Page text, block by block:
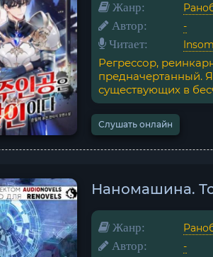
Жанр:
Автор: -
Читает:
Регрессор,
предначертанный.
существующих в
Слушать онлайн
Наномашина.
Жанр:
Автор: -